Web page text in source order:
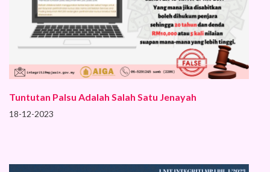
Tuntutan Palsu Adalah Salah Satu Jenayah
18-12-2023